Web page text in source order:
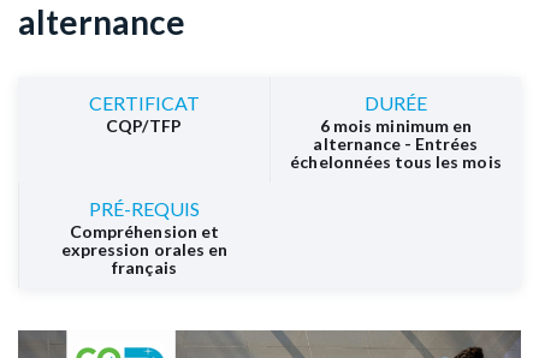
alternance
CERTIFICAT
CQP/TFP
DURÉE
6 mois minimum en
alternance - Entrées
échelonnées tous les mois
PRÉ-REQUIS
Compréhension et
expression orales en
français